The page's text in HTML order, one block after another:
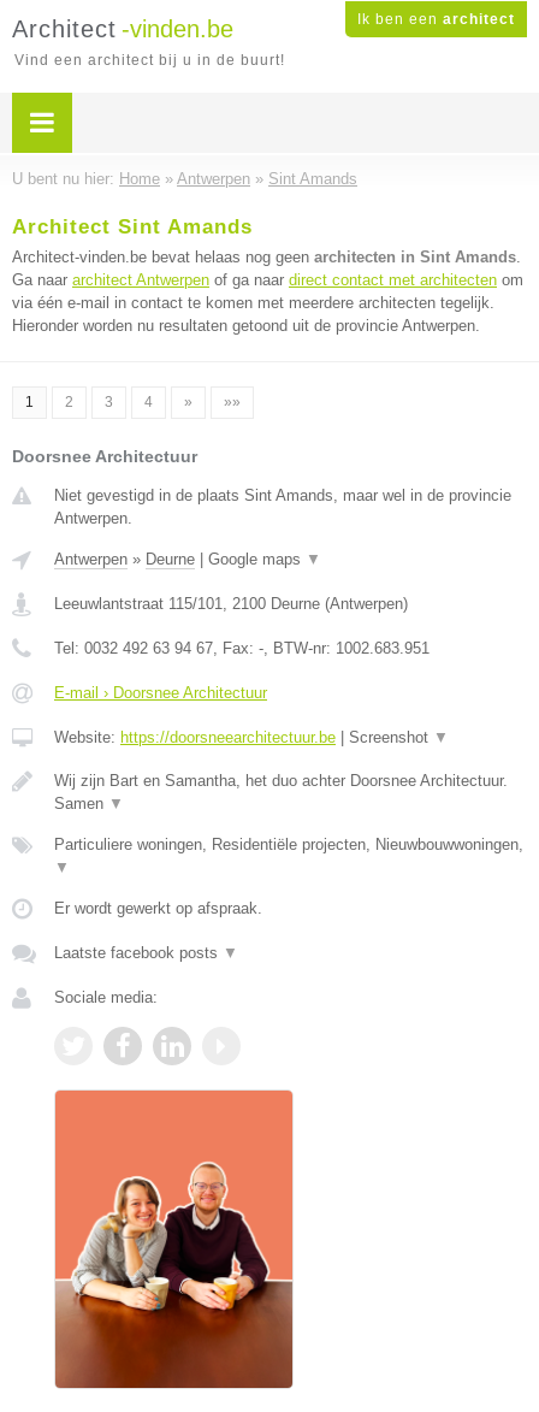
Ik ben een architect
Architect -vinden.be
Vind een architect bij u in de buurt!
U bent nu hier: Home » Antwerpen » Sint Amands
Architect Sint Amands
Architect-vinden.be bevat helaas nog geen architecten in Sint Amands.
Ga naar architect Antwerpen of ga naar direct contact met architecten om
via één e-mail in contact te komen met meerdere architecten tegelijk.
Hieronder worden nu resultaten getoond uit de provincie Antwerpen.
1 2 3 4 » »»
Doorsnee Architectuur
Niet gevestigd in de plaats Sint Amands, maar wel in de provincie
Antwerpen.
Antwerpen » Deurne Google maps ▼
Leeuwlantstraat 115/101, 2100 Deurne (Antwerpen)
Tel: 0032 492 63 94 67, Fax: -, BTW-nr: 1002.683.951
E-mail › Doorsnee Architectuur
Website: https://doorsneearchitectuur.be Screenshot ▼
Wij zijn Bart en Samantha, het duo achter Doorsnee Architectuur.
Samen ▼
Particuliere woningen, Residentiële projecten, Nieuwbouwwoningen,
▼
Er wordt gewerkt op afspraak.
Laatste facebook posts ▼
Sociale media: